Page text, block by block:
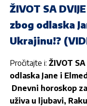
ŽIVOT SA
zbog odlaska
Ukrajinu!?
Pročitajte i: ŽIVOT
odlaska Jane i
Dnevni horoskop
uživa u ljubavi,